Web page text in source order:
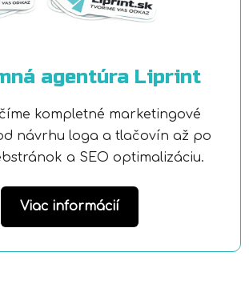
agentúra Liprint
kompletné marketingové
návrhu loga a tlačovín až po
a SEO optimalizáciu.
Viac informácií